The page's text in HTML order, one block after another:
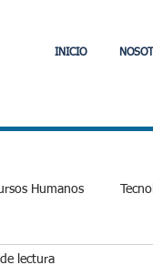
INICIO
Humanos
Comunidad
lectura